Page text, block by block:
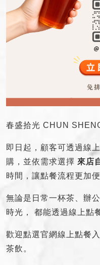
春盛拾光 CHUN
即日起，顧客可透過線
購，並依需求選擇 來店
時間，讓點餐流程更加便
無論是日常一杯茶、辦
時光， 都能透過線上點
歡迎點選官網線上點餐
茶飲。